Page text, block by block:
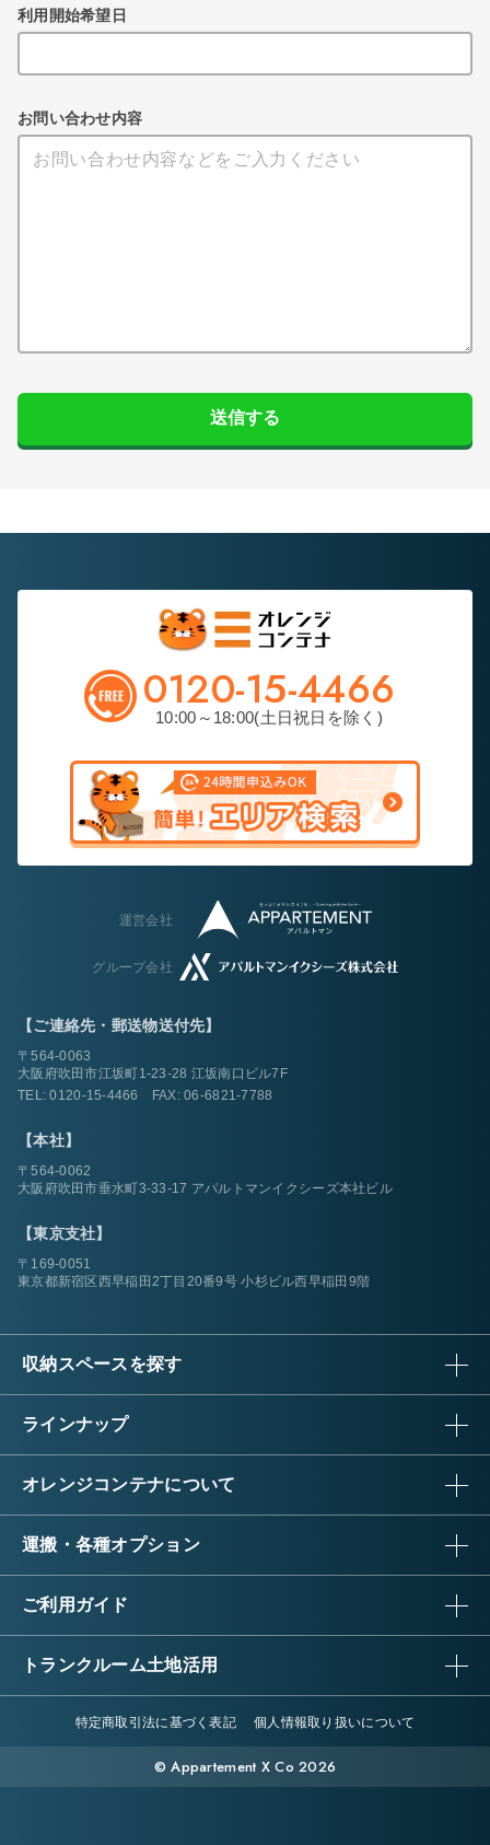
利用開始希望日
お問い合わせ内容
送信する
0120-15-4466
10:00～18:00(土日祝日を除く)
運営会社
グループ会社
【ご連絡先・郵送物送付先】
〒564-0063
大阪府吹田市江坂町1-23-28 江坂南口ビル7F
TEL:0120-15-4466 FAX: 06-6821-7788
【本社】
〒564-0062
大阪府吹田市垂水町3-33-17 アパルトマンイクシーズ本社ビル
【東京支社】
〒169-0051
東京都新宿区西早稲田2丁目20番9号 小杉ビル西早稲田9階
収納スペースを探す
ラインナップ
オレンジコンテナについて
運搬・各種オプション
ご利用ガイド
トランクルーム土地活用
特定商取引法に基づく表記 個人情報取り扱いについて
© Appartement X Co 2026